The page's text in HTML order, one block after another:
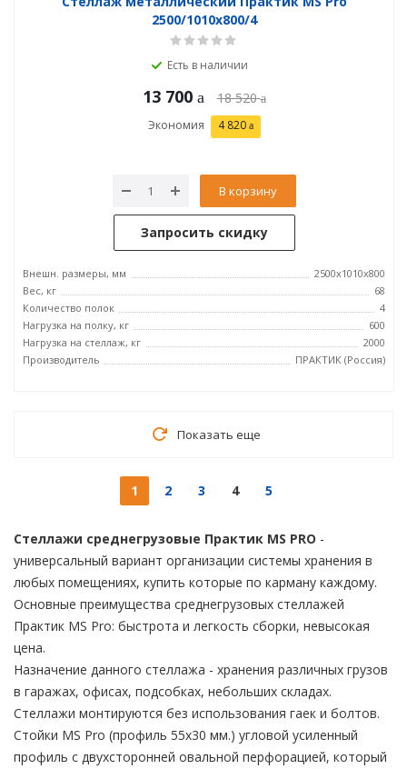
2500/1010x800/4
Есть в наличии
13 700 18 520
Экономия 4 820
В корзину
Запросить скидку
Внешн. размеры, мм
2500x1010x800
Вес, кг
68
Количество полок
4
Нагрузка на полку, кг
600
Нагрузка на стеллаж, кг
2000
Производитель
ПРАКТИК (Россия)
Показать еще
1 2 3 4 5
Стеллажи среднегрузовые Практик MS PRO -
универсальный вариант организации системы хранения в
любых помещениях, купить которые по карману каждому.
Основные преимущества среднегрузовых стеллажей
Практик MS Pro: быстрота и легкость сборки, невысокая
цена.
Назначение данного стеллажа - хранения различных грузов
в гаражах, офисах, подсобках, небольших складах.
Стеллажи монтируются без использования гаек и болтов.
Стойки MS Pro (профиль 55x30 мм.) угловой усиленный
профиль с двухсторонней овальной перфорацией, который